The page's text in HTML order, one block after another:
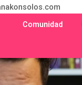
Comunidad